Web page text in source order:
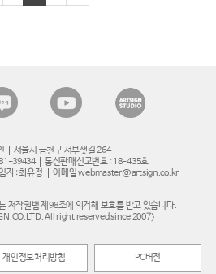
서울시 금천구 서부샛길 264
39434
통신판매신고번호 : 18-435호
자 : 최유정 이메일 webmaster@artsign.co.kr
저작권법 제98조에 의거해 보호를 받고 있습니다.
All right reserved since 2007>
개인정보처리방침 PC버전